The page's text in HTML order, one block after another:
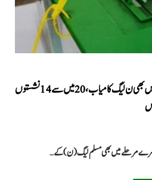
آزاد کشمیر الیکشن کا دوسرے مرحلے میں بھی ن لیگ کامیاب، 20 میں سے 14 نشستوں
دوسرے مرحلے میں بھی مسلم لیگ (ن) کے…